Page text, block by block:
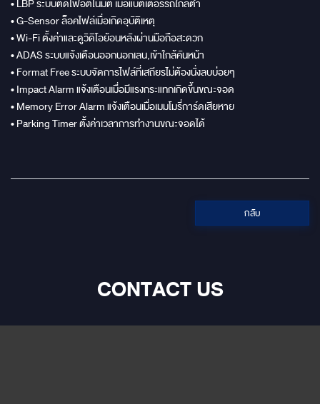
• LBP ระบบตัดไฟอัตโนมัติ เมื่อแบตเตอรี่รถใกล้ต่ำ
• G-Sensor ล็อคไฟล์เมื่อเกิดอุบัติเหตุ
• Wi-Fi ตั้งค่าและดูวิดิโอย้อนหลังผ่านมือถือสะดวก
• ADAS ระบบแจ้งเตือนออกนอกเลน,เข้าใกล้คันหน้า
• Format Free ระบบจัดการไฟล์ที่เสถียรไม่ต้องนั่งลบบ่อยๆ
• Impact Alarm แจ้งเตือนเมื่อมีแรงกระแทกเกิดขึ้นขณะจอด
• Memory Error Alarm แจ้งเตือนเมื่อเมมโมรี่การ์ดเสียหาย
• Parking Timer ตั้งค่าเวลาการทำงานขณะจอดได้
กลับ
CONTACT US